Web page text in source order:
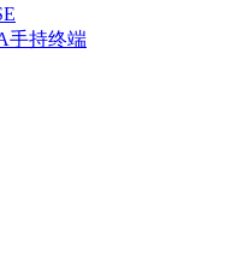
手持终端